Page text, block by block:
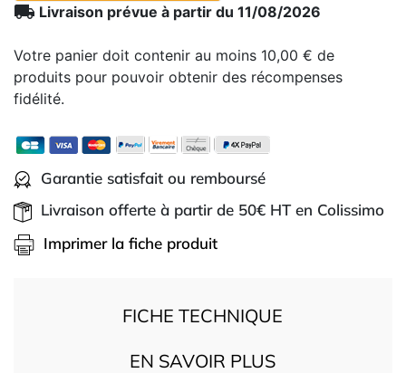
local_shipping Livraison prévue à partir du 11/08/2026
Votre panier doit contenir au moins 10,00 € de
produits pour pouvoir obtenir des récompenses
fidélité.
Garantie satisfait ou remboursé
Livraison offerte à partir de 50€ HT en Colissimo
Imprimer la fiche produit
FICHE TECHNIQUE
EN SAVOIR PLUS